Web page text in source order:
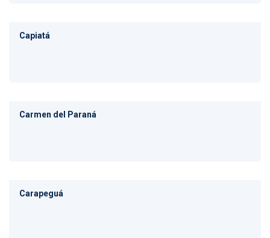
Capiatá
Carmen del Paraná
Carapeguá